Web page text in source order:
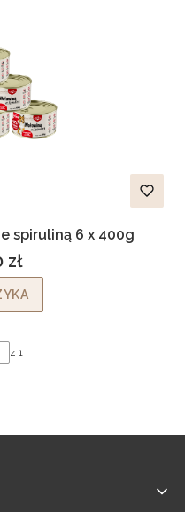
spiruliną 6 x 400g
zł
z 1